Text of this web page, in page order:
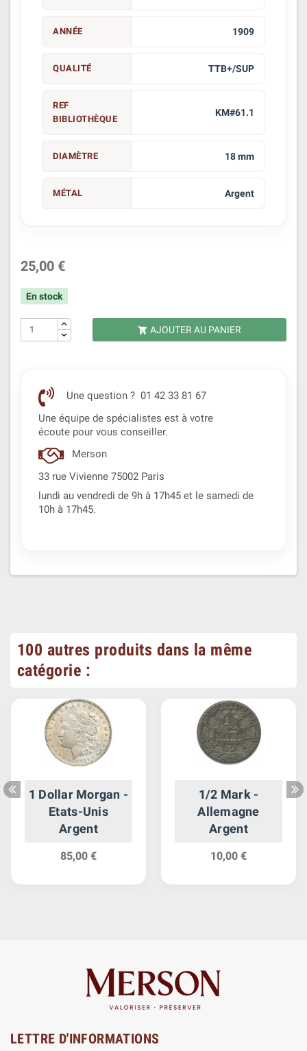
ANNÉE 1909
QUALITÉ TTB+/SUP
REF
BIBLIOTHÈQUE
KM#61.1
DIAMÈTRE 18 mm
MÉTAL Argent
25,00 €
En stock
 AJOUTER AU PANIER
Une question ? 01 42 33 81 67
Une équipe de spécialistes est à votre
écoute pour vous conseiller.
Merson
33 rue Vivienne 75002 Paris
lundi au vendredi de 9h à 17h45 et le samedi de
10h à 17h45.
100 autres produits dans la même
catégorie :
1 Dollar Morgan -
Etats-Unis
Argent
85,00 €
1/2 Mark -
Allemagne
Argent
10,00 €
LETTRE D'INFORMATIONS